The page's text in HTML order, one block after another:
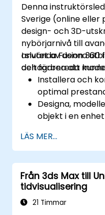
Denna
Sverige (online eller
design- och 3D-
nybörjarnivå till
använda Fusion
och förbereda
I slutet av denna
deltagarna att
Installera och
optimal
Designa,
objekt i en
Samarbeta och
hjälp av Fusion
LÄS MER...
Från 3ds Max till
tidvisualisering
21 Timmar